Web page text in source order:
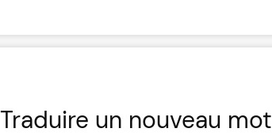
Traduire un nouveau mot